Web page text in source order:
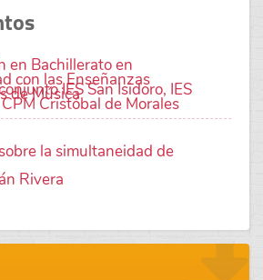
en Bachillerato en
con las Enseñanzas
de MúsicaIES San Isidoro, IES
Cristóbal de Morales
la simultaneidad de
Rivera